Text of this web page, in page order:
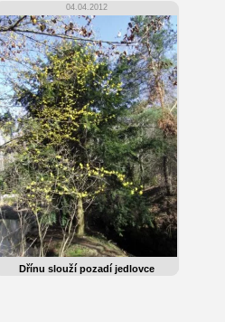
04.04.2012
Dřínu slouží pozadí jedlovce